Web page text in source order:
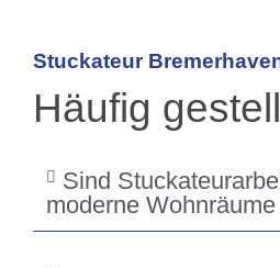
Stuckateur
Häufig
Sind
moderne